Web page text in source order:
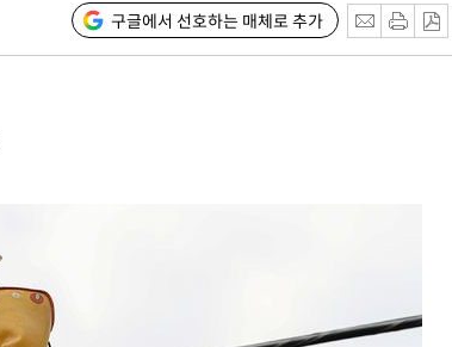
구글에서 선호하는 매체로 추가